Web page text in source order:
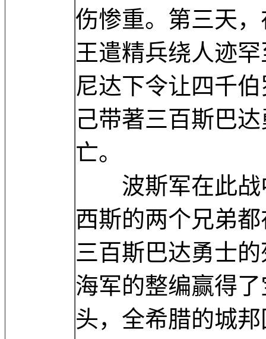
伤惨重。第三天
王遣精兵绕人迹
尼达下令让四千
己带著三百斯巴
亡。
波斯军在此战
西斯的两个兄弟
三百斯巴达勇士
海军的整编赢得
头，全希腊的城